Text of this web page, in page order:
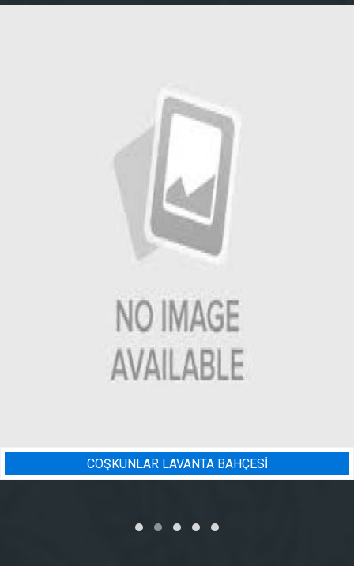
BADEM BAHÇESI